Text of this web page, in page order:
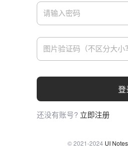
登
还没有账号? 立即注册
© 2021-2024 UI Notes